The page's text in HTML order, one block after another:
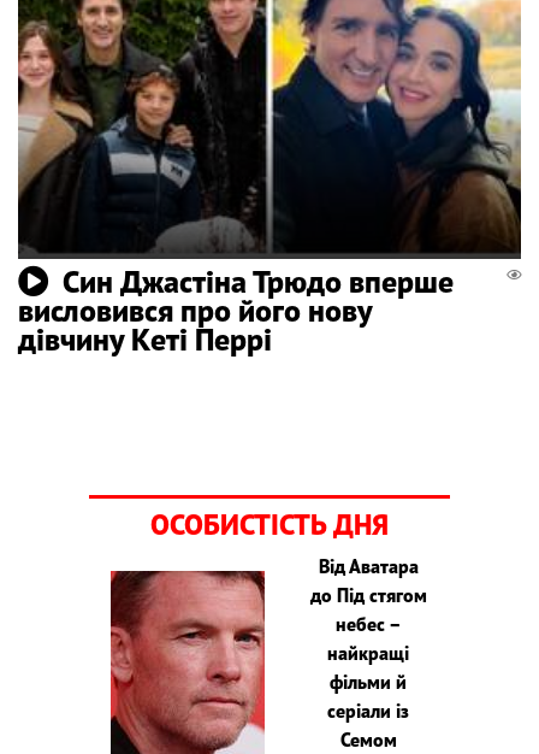
Син Джастіна Трюдо вперше
висловився про його нову
дівчину Кеті Перрі
ОСОБИСТІСТЬ ДНЯ
Від Аватара
до Під стягом
небес –
найкращі
фільми й
серіали із
Семом